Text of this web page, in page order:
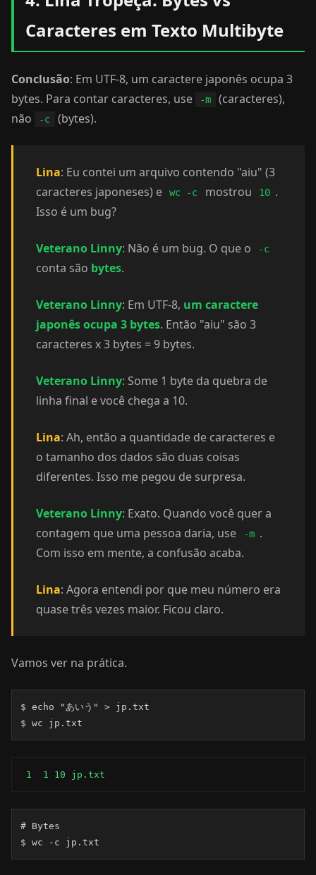
Caracteres em Texto Multibyte
Conclusão: Em UTF-8, um caractere japonês ocupa 3
bytes. Para contar caracteres, use
-m
(caracteres),
não
-c (bytes).
Lina: Eu contei um arquivo contendo "aiu" (3
caracteres japoneses) e
wc -c mostrou 10 .
Isso é um bug?
Veterano Linny: Não é um bug. O que o -c
conta são bytes.
Veterano Linny: Em UTF-8, um caractere
japonês ocupa 3 bytes. Então "aiu" são 3
caracteres x 3 bytes = 9 bytes.
Veterano Linny: Some 1 byte da quebra de
linha final e você chega a 10.
Lina: Ah, então a quantidade de caracteres e
o tamanho dos dados são duas coisas
diferentes. Isso me pegou de surpresa.
Veterano Linny: Exato. Quando você quer a
contagem que uma pessoa daria, use
-m .
Com isso em mente, a confusão acaba.
Lina: Agora entendi por que meu número era
quase três vezes maior. Ficou claro.
Vamos ver na prática.
$ echo "あいう" > jp.txt
$ wc jp.txt
1  1 10 jp.txt
# Bytes
$ wc -c jp.txt